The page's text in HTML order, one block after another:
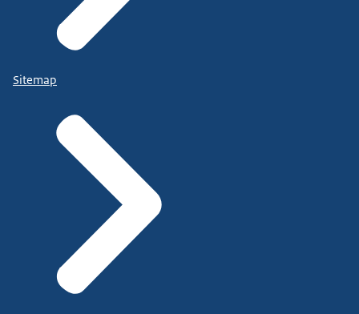
Sitemap